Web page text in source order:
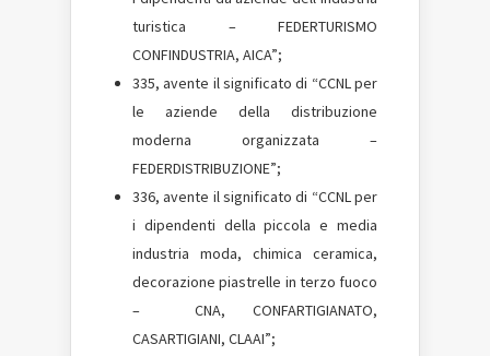
turistica – FEDERTURISMO
CONFINDUSTRIA, AICA”;
335, avente il significato di “CCNL per
le aziende della distribuzione
moderna organizzata –
FEDERDISTRIBUZIONE”;
336, avente il significato di “CCNL per
i dipendenti della piccola e media
industria moda, chimica ceramica,
decorazione piastrelle in terzo fuoco
– CNA, CONFARTIGIANATO,
CASARTIGIANI, CLAAI”;